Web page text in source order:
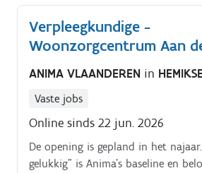
kunnen rekenen. Je dagelijkse
uit:verpleegkundige handelingen
geldende richtlijnen; zorgplannen
rapporteren van veranderingen in
welzijn;je onderhoudt contact met
zorgkundigen in hun dagelijkse
correct en neemt administratieve
van zorgkwaliteit.
Verpleegkundige -
Woonzorgcentrum Aan
ANIMA VLAANDEREN in
Vaste jobs
Online sinds 22 jun. 2026
De opening is gepland in het
gelukkig” is Anima’s baseline en